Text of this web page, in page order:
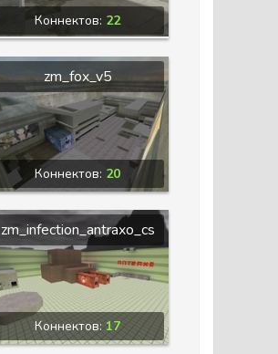
Коннектов: 22
Коннектов: 20
zm_fox_v5
Коннектов: 17
zm_infection_antraxo_cs